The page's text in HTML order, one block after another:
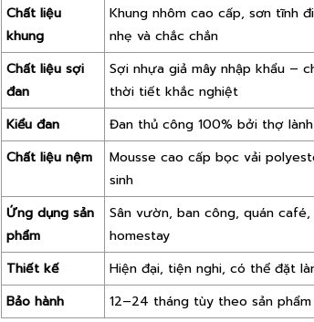
Chất liệu
khung
Khung nhôm cao cấp, sơn tĩnh
nhẹ và chắc chắn
Chất liệu sợi
đan
Sợi nhựa giả mây nhập khẩu –
thời tiết khắc nghiệt
Kiểu đan
Đan thủ công 100% bởi thợ
Chất liệu nệm
Mousse cao cấp bọc vải
sinh
Ứng dụng sản
phẩm
Sân vườn, ban công, quán
homestay
Thiết kế
Hiện đại, tiện nghi, có thể đặt
Bảo hành
12–24 tháng tùy theo sản